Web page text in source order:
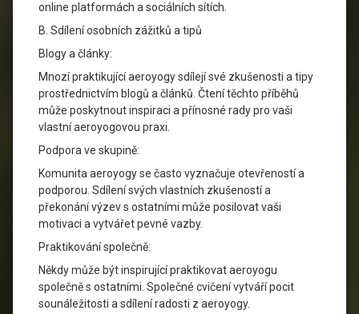
online platformách a sociálních sítích.
B. Sdílení osobních zážitků a tipů
Blogy a články:
Mnozí praktikující aeroyogy sdílejí své zkušenosti a tipy
prostřednictvím blogů a článků. Čtení těchto příběhů
může poskytnout inspiraci a přínosné rady pro vaši
vlastní aeroyogovou praxi.
Podpora ve skupině:
Komunita aeroyogy se často vyznačuje otevřeností a
podporou. Sdílení svých vlastních zkušeností a
překonání výzev s ostatními může posilovat vaši
motivaci a vytvářet pevné vazby.
Praktikování společně:
Někdy může být inspirující praktikovat aeroyogu
společně s ostatními. Společné cvičení vytváří pocit
sounáležitosti a sdílení radosti z aeroyogy.